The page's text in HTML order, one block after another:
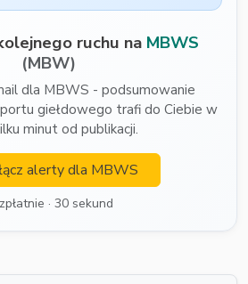
ruchu na MBWS
(MBW)
dla MBWS - podsumowanie
giełdowego trafi do Ciebie w
minut od publikacji.
alerty dla MBWS
· 30 sekund